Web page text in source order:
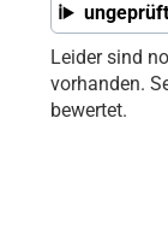
Leider sind
vorhanden.
bewertet.